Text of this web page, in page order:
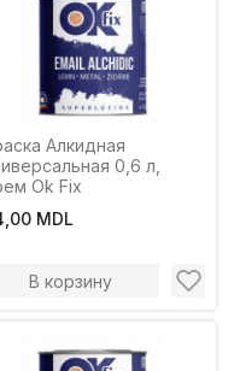
Алкидная
0,6 л,
Ok Fix
MDL
В корзину